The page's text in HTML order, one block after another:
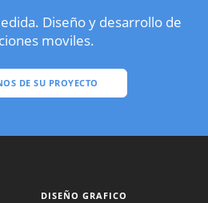
Diseño y desarrollo de
moviles.
DE SU PROYECTO
DISEÑO GRAFICO